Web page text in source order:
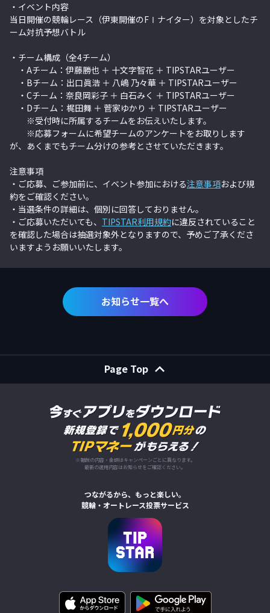
・イベント内容
当日開催の競輪レース（伊東開催のFⅠナイター）を対象としたチ
ーム対抗予想バトル
・チーム構成（全4チーム）
・Aチーム：伊藤勝也 ＋ 十文字智花 ＋ TIPSTARユーザー
・Bチーム：出口眞浩 ＋ 八嶋 乃々華 ＋ TIPSTARユーザー
・Cチーム：奈良岡彩子 ＋ 白石みく ＋ TIPSTARユーザー
・Dチーム：梶田舞 ＋ 菅家ゆかり ＋ TIPSTARユーザー
※受付時に所属するチームをお伝えいたします。
※応募フォームに希望チームのアンケートをお取りします
が、あくまでもチーム分けの参考とさせていただきます。
注意事項
・ご応募、ご参加前に、イベント参加における注意事項および規
約をご確認ください。
・当選条件の詳細は、個別に回答しておりません。
・ご応募いただいても、 TIPSTAR利用規約に違反されていること
を確認した場合は抽選対象外となりますので、予めご了承くださ
いますようお願いいたします。
お知らせ一覧へ
Page Top
※報酬の内容・金額はキャンペーンごとに異なります。
最新の適用内容はお知らせをご確認ください。
つながるから、もっと楽しい。
競輪・オートレース投票サービス